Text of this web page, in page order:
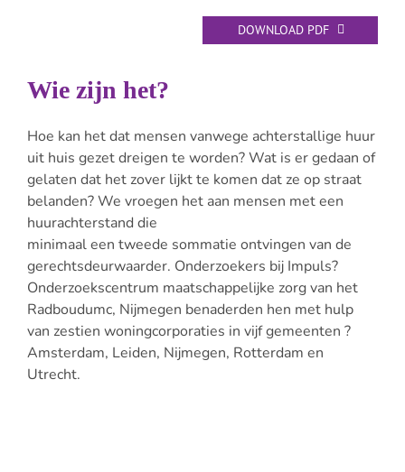
DOWNLOAD PDF
Wie zijn het?
Hoe kan het dat mensen vanwege achterstallige huur
uit huis gezet dreigen te worden? Wat is er gedaan of
gelaten dat het zover lijkt te komen dat ze op straat
belanden? We vroegen het aan mensen met een
huurachterstand die
minimaal een tweede sommatie ontvingen van de
gerechtsdeurwaarder. Onderzoekers bij Impuls?
Onderzoekscentrum maatschappelijke zorg van het
Radboudumc, Nijmegen benaderden hen met hulp
van zestien woningcorporaties in vijf gemeenten ?
Amsterdam, Leiden, Nijmegen, Rotterdam en
Utrecht.